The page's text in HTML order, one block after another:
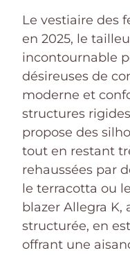
Le vestiaire des
en 2025, le
incontournable
désireuses de
moderne et
structures
propose des
tout en restant
rehaussées par
le terracotta ou
blazer Allegra K,
structurée, en
offrant une